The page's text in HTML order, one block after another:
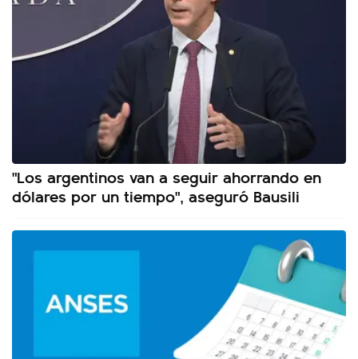
"Los argentinos van a seguir ahorrando en
dólares por un tiempo", aseguró Bausili